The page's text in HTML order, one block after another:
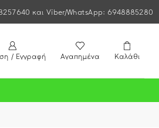
και Viber/WhatsApp: 6948885280
/ Εγγραφή Αγαπημένα Καλάθι